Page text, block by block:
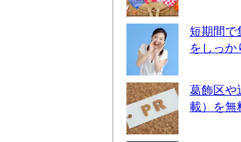
短期間で
をしっか
葛飾区や
載）を無